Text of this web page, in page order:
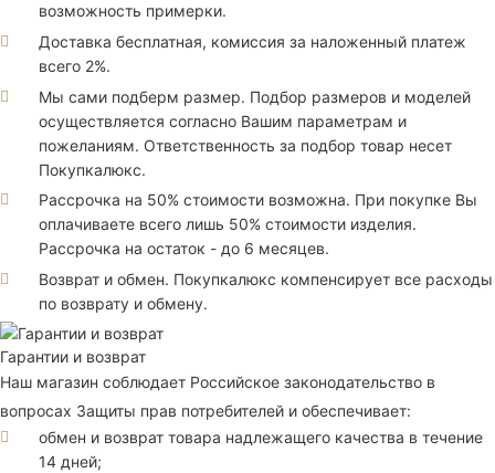
возможность примерки.
Доставка бесплатная, комиссия за наложенный платеж
всего 2%.
Мы сами подберм размер. Подбор размеров и моделей
осуществляется согласно Вашим параметрам и
пожеланиям. Ответственность за подбор товар несет
Покупкалюкс.
Рассрочка на 50% стоимости возможна. При покупке Вы
оплачиваете всего лишь 50% стоимости изделия.
Рассрочка на остаток - до 6 месяцев.
Возврат и обмен. Покупкалюкс компенсирует все расходы
по возврату и обмену.
Гарантии и возврат
Наш магазин соблюдает Российское законодательство в
вопросах Защиты прав потребителей и обеспечивает:
обмен и возврат товара надлежащего качества в течение
14 дней;